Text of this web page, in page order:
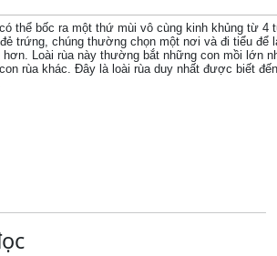
thể bốc ra một thứ mùi vô cùng kinh khủng từ 4
trứng, chúng thường chọn một nơi và đi tiểu để
hơn. Loài rùa này thường bắt những con mồi lớn
rùa khác. Đây là loài rùa duy nhất được biết